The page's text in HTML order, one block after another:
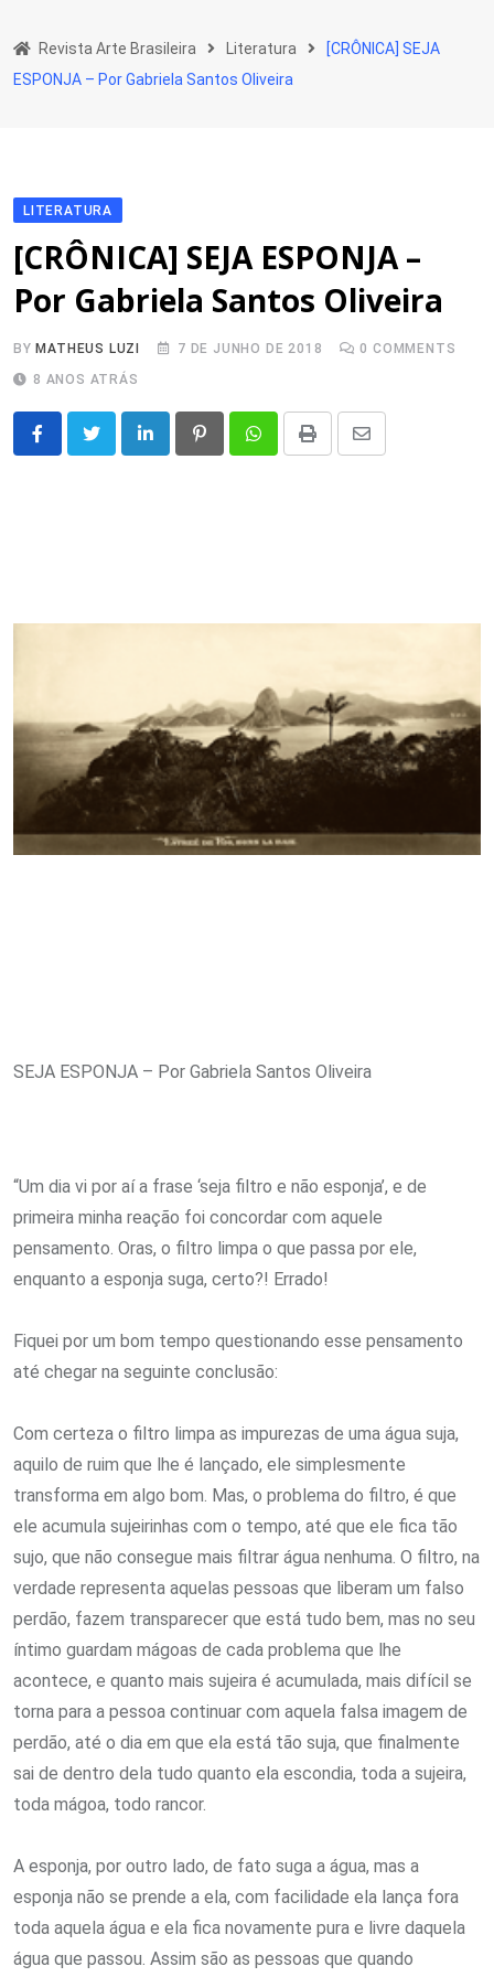
to
content
Revista Arte Brasileira Literatura
[CRÔNICA] SEJA
ESPONJA – Por Gabriela Santos Oliveira
LITERATURA
[CRÔNICA] SEJA ESPONJA –
Por Gabriela Santos Oliveira
BY MATHEUS LUZI 7 DE JUNHO DE 2018 0 COMMENTS
8 ANOS ATRÁS
LinkedIn PinterestWhatsappPrint
Share
SEJA ESPONJA – Por Gabriela Santos Oliveira
“Um dia vi por aí a frase ‘seja filtro e não esponja’, e de
primeira minha reação foi concordar com aquele
pensamento. Oras, o filtro limpa o que passa por ele,
enquanto a esponja suga, certo?! Errado!
Fiquei por um bom tempo questionando esse pensamento
até chegar na seguinte conclusão:
Com certeza o filtro limpa as impurezas de uma água suja,
aquilo de ruim que lhe é lançado, ele simplesmente
transforma em algo bom. Mas, o problema do filtro, é que
ele acumula sujeirinhas com o tempo, até que ele fica tão
sujo, que não consegue mais filtrar água nenhuma. O filtro, na
verdade representa aquelas pessoas que liberam um falso
perdão, fazem transparecer que está tudo bem, mas no seu
íntimo guardam mágoas de cada problema que lhe
acontece, e quanto mais sujeira é acumulada, mais difícil se
torna para a pessoa continuar com aquela falsa imagem de
perdão, até o dia em que ela está tão suja, que finalmente
sai de dentro dela tudo quanto ela escondia, toda a sujeira,
toda mágoa, todo rancor.
A esponja, por outro lado, de fato suga a água, mas a
esponja não se prende a ela, com facilidade ela lança fora
toda aquela água e ela fica novamente pura e livre daquela
água que passou. Assim são as pessoas que quando